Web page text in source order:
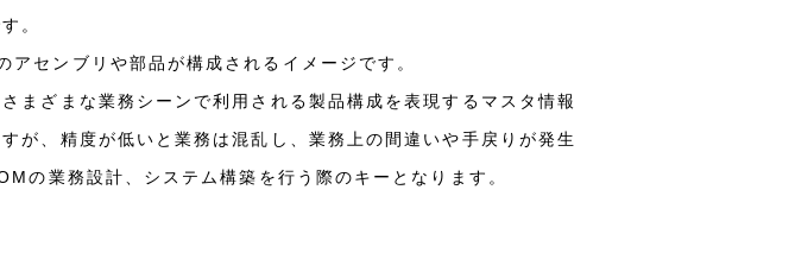
。
センブリや部品が構成されるイメージです。
まざまな業務シーンで利用される製品構成を表現するマスタ情報
が、精度が低いと業務は混乱し、業務上の間違いや手戻りが発生
の業務設計、システム構築を行う際のキーとなります。